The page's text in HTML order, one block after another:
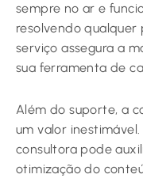
sempre no ar e
resolvendo qualquer
serviço assegura a
sua ferramenta de
Além do suporte, a
um valor
consultora pode
otimização do